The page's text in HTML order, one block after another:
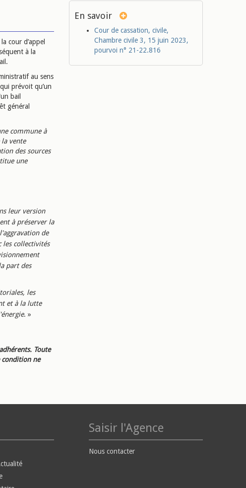
cour d’appel
à la
au sens
prévoit qu’un
bail
général
commune à
vente
des sources
une
leur version
à préserver la
de
les collectivités
part des
les
et à la lutte
. »
Toute
condition ne
En savoir
Cour de cassation, civile,
Chambre civile 3, 15 juin 2023,
pourvoi n° 21-22.816
Saisir l'Agence
Nous contacter